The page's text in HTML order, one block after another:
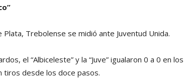
Trebolense se midió ante Juventud Unida.
el “Albiceleste” y la “Juve” igualaron 0 a 0 en
desde los doce pasos.